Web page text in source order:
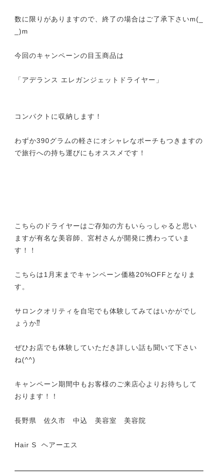
数に限りがありますので、終了の場合はご了承下さいm(_
_)m
今回のキャンペーンの目玉商品は
「アデランス エレガンジェットドライヤー」
コンパクトに収納します！
わずか390グラムの軽さにオシャレなポーチもつきますの
で旅行への持ち運びにもオススメです！
こちらのドライヤーはご存知の方もいらっしゃると思い
ますが有名な美容師、宮村さんが開発に携わっていま
す！！
こちらは1月末までキャンペーン価格20%OFFとなりま
す。
サロンクオリティを自宅でも体験してみてはいかがでし
ょうか⁇
ぜひお店でも体験していただき詳しい話も聞いて下さい
ね(^^)
キャンペーン期間中もお客様のご来店心よりお待ちして
おります！！
長野県 佐久市 中込 美容室 美容院
Hair S ヘアーエス